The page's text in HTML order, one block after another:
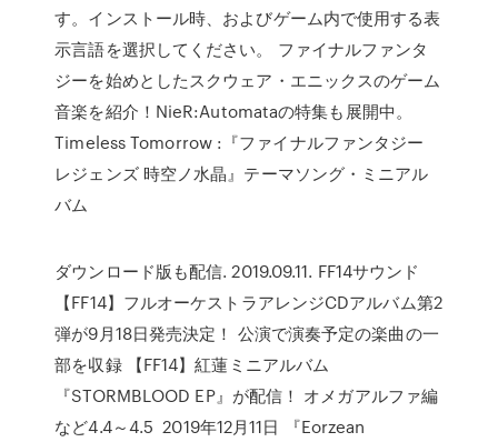
す。インストール時、およびゲーム内で使用する表
示言語を選択してください。 ファイナルファンタ
ジーを始めとしたスクウェア・エニックスのゲーム
音楽を紹介！NieR:Automataの特集も展開中。
Timeless Tomorrow :『ファイナルファンタジー
レジェンズ 時空ノ水晶』テーマソング・ミニアル
バム
ダウンロード版も配信. 2019.09.11. FF14サウンド
【FF14】フルオーケストラアレンジCDアルバム第2
弾が9月18日発売決定！ 公演で演奏予定の楽曲の一
部を収録 【FF14】紅蓮ミニアルバム
『STORMBLOOD EP』が配信！ オメガアルファ編
など4.4～4.5 2019年12月11日 『Eorzean